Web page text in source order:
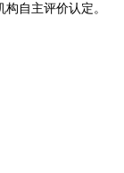
自主评价认定。